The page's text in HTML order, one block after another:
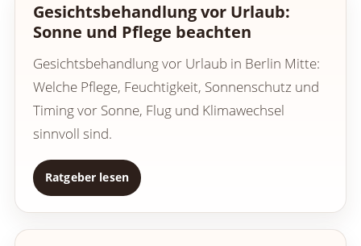
Gesichtsbehandlung vor Urlaub:
Sonne und Pflege beachten
Gesichtsbehandlung vor Urlaub in Berlin Mitte:
Welche Pflege, Feuchtigkeit, Sonnenschutz und
Timing vor Sonne, Flug und Klimawechsel
sinnvoll sind.
Ratgeber lesen